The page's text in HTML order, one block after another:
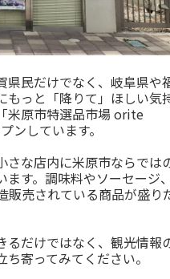
県民だけでなく、岐阜県や
もっと「降りて」ほしい気
米原市特選品市場 orite
ンしています。
さな店内に米原市ならでは
ます。調味料やソーセージ
販売されている商品が盛り
るだけではなく、観光情報
寄ってみてください。